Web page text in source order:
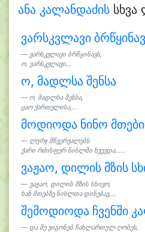
ანა კალანდაძის სხვა
ვარსკვლავი
ვარსკვლავი ბრწყინავს,
ო, ვარსკვლავი...
ო, მადლსა შენსა
ო, მადლსა შენსა,
ცაო ქართვლისა,...
მოდიოდა ნინო
ლურჯ მწვერვალებს
ქარი რძისფერ ნისლში ხვევდა......
ვაჟაო, დილის მზის
ვაჟაო, დილის მზის სხივო,
ხან მთებზე ნისლთა დინებავ,...
შემოდიოდა ჩვენში
და მე ვიგონებ ჩახლართულ ღობეს,